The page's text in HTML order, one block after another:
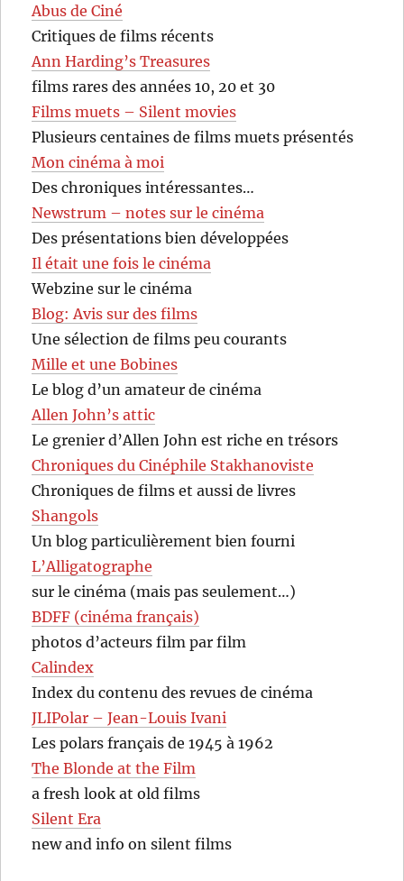
Abus de Ciné
Critiques de films récents
Ann Harding’s Treasures
films rares des années 10, 20 et 30
Films muets – Silent movies
Plusieurs centaines de films muets présentés
Mon cinéma à moi
Des chroniques intéressantes…
Newstrum – notes sur le cinéma
Des présentations bien développées
Il était une fois le cinéma
Webzine sur le cinéma
Blog: Avis sur des films
Une sélection de films peu courants
Mille et une Bobines
Le blog d’un amateur de cinéma
Allen John’s attic
Le grenier d’Allen John est riche en trésors
Chroniques du Cinéphile Stakhanoviste
Chroniques de films et aussi de livres
Shangols
Un blog particulièrement bien fourni
L’Alligatographe
sur le cinéma (mais pas seulement…)
BDFF (cinéma français)
photos d’acteurs film par film
Calindex
Index du contenu des revues de cinéma
JLIPolar – Jean-Louis Ivani
Les polars français de 1945 à 1962
The Blonde at the Film
a fresh look at old films
Silent Era
new and info on silent films